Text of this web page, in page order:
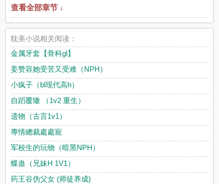
查看全部章节 ↓
耽美小说相关阅读：
金属牙套【骨科gl】
姜赞容她受苦又受难（NPH）
小疯子（bl现代高h）
自蹈覆辙 （1v2 重生）
遗物（古言1v1）
專情總裁處處寵
军校生的玩物（暗黑NPH）
蝶蛊（兄妹H 1V1）
药王谷伪父女 (师徒养成)